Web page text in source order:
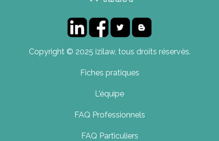
Copyright © 2025 izilaw, tous droits réservés.
Fiches pratiques
L'équipe
FAQ Professionnels
FAQ Particuliers